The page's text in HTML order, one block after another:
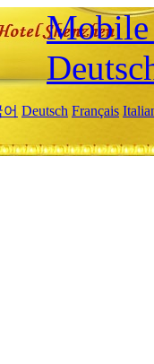
Mobile
Deutsch Français